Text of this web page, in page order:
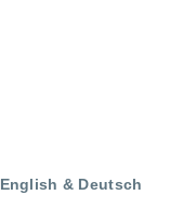
& Deutsch